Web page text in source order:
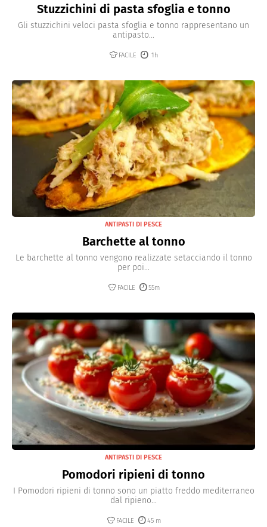
Stuzzichini di pasta sfoglia e tonno
Gli stuzzichini veloci pasta sfoglia e tonno rappresentano un
antipasto...
FACILE 1h
ANTIPASTI DI PESCE
Barchette al tonno
Le barchette al tonno vengono realizzate setacciando il tonno
per poi...
FACILE 55m
ANTIPASTI DI PESCE
Pomodori ripieni di tonno
I Pomodori ripieni di tonno sono un piatto freddo mediterraneo
dal ripieno...
FACILE 45 m